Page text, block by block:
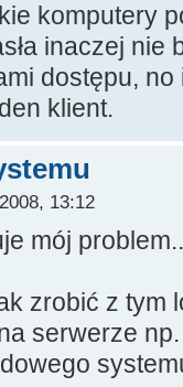
komputery
inaczej nie
dostępu,
klient.
13:12
mój
zrobić z tym
serwerze